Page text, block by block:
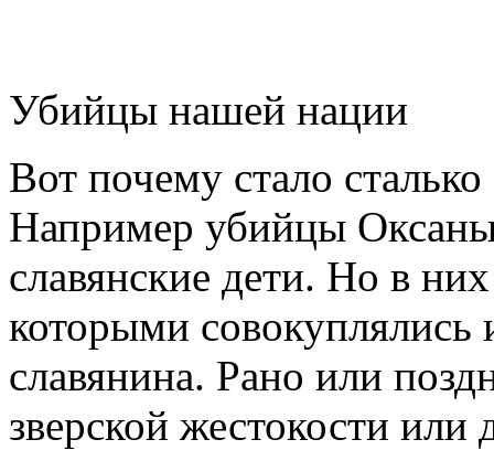
Убийцы нашей нации
Вот почему стало
Например убийцы
славянские дети. Но в
которыми совокуплялись
славянина. Рано или
зверской жестокости или